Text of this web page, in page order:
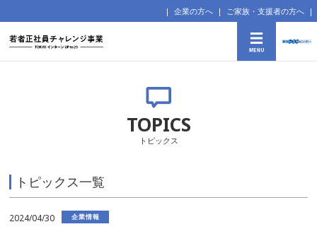
企業の方へ ご家族・支援者の方へ
TOPICS
トピックス
トピックス一覧
2024/04/30 企業情報